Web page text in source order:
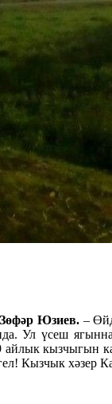
Юзиев.–
Ул үсеш
кызчыгын
Кызчык хәзер